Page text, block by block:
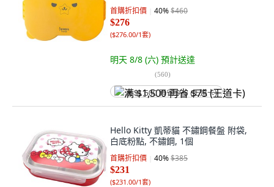
首購折扣價 40%$460
$276
($276.00/1套)
明天 8/8 (六) 預計送達
(560)
满 $1,500 再省 $75 (王道卡)
Hello Kitty 凱蒂貓 不鏽鋼餐盤 附袋,
白底粉點, 不鏽鋼, 1個
首購折扣價 40%$385
$231
($231.00/1套)